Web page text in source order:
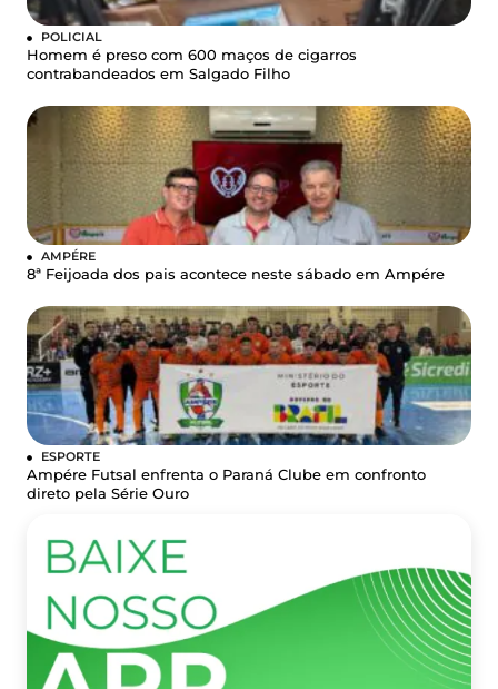
POLICIAL
Homem é preso com 600 maços de cigarros
contrabandeados em Salgado Filho
AMPÉRE
8ª Feijoada dos pais acontece neste sábado em Ampére
ESPORTE
Ampére Futsal enfrenta o Paraná Clube em confronto
direto pela Série Ouro